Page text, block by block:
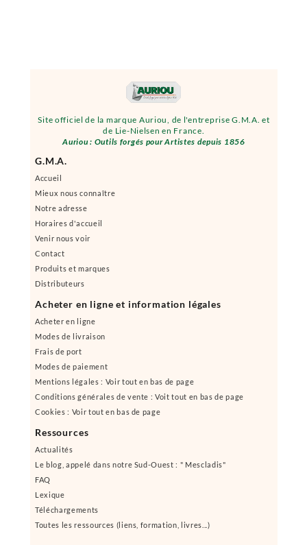
Site officiel de la marque Auriou, de l'entreprise G.M.A. et
de Lie-Nielsen en France.
Auriou : Outils forgés pour Artistes depuis 1856
G.M.A.
Accueil
Mieux nous connaître
Notre adresse
Horaires d'accueil
Venir nous voir
Contact
Produits et marques
Distributeurs
Acheter en ligne et information légales
Acheter en ligne
Modes de livraison
Frais de port
Modes de paiement
Mentions légales : Voir tout en bas de page
Conditions générales de vente : Voit tout en bas de page
Cookies : Voir tout en bas de page
Ressources
Actualités
Le blog, appelé dans notre Sud-Ouest : " Mescladis"
FAQ
Lexique
Téléchargements
Toutes les ressources (liens, formation, livres...)